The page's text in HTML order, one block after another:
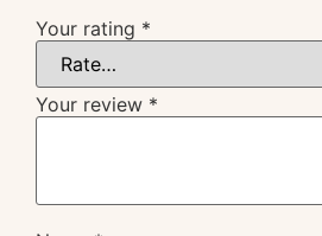
Your rating *
Your review *